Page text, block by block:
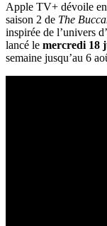
Apple TV+ dévoile
saison 2 de The
inspirée de l’univers
lancé le mercredi 18
semaine jusqu’au 6